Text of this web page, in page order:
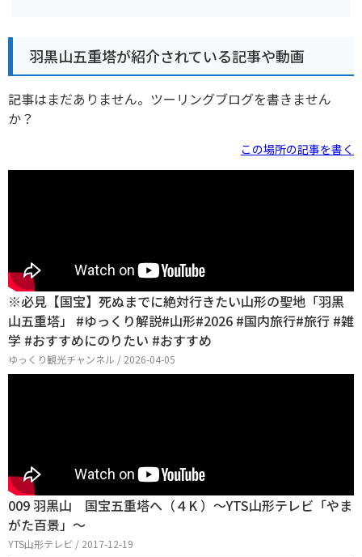
羽黒山五重塔が紹介されている記事や動画
記事はまだありません。ツーリングブログを書きません
か？
この場所の記事を書く
※必見【国宝】死ぬまでに絶対行きたい山形の聖地「羽黒
山五重塔」 #ゆっくり解説#山形#2026 #国内旅行#旅行 #雑
学 #おすすめにのりたい #おすすめ
ゆっくり観光チャンネル / 2026-04-05
009 羽黒山 国宝五重塔へ（４K ）～YTS山形テレビ「やま
がた百景」～
YTS山形テレビ / 2017-12-19